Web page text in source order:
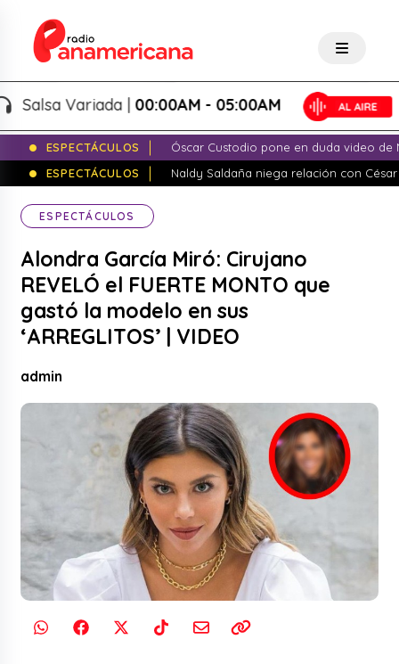
Variada |00:00AM - 05:00AM
ESPECTÁCULOS
Óscar Custodio pone en duda video de
ESPECTÁCULOS
Naldy Saldaña niega relación con
ESPECTÁCULOS
Alondra García Miró: Cirujano
REVELÓ el FUERTE MONTO que
gastó la modelo en sus
‘ARREGLITOS’ | VIDEO
admin